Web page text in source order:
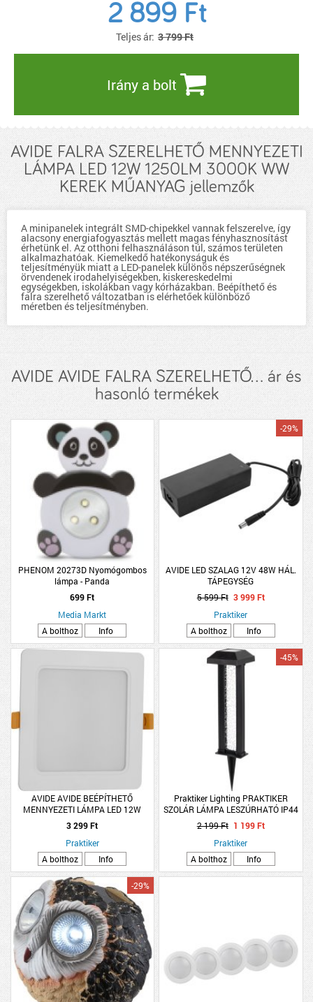
2 899 Ft
Teljes ár: 3 799 Ft
Irány a bolt
AVIDE FALRA SZERELHETŐ MENNYEZETI
LÁMPA LED 12W 1250LM 3000K WW
KEREK MŰANYAG jellemzők
A minipanelek integrált SMD-chipekkel vannak felszerelve, így
alacsony energiafogyasztás mellett magas fényhasznosítást
érhetünk el. Az otthoni felhasználáson túl, számos területen
alkalmazhatóak. Kiemelkedő hatékonyságuk és
teljesítményük miatt a LED-panelek különös népszerűségnek
örvendenek irodahelyiségekben, kiskereskedelmi
egységekben, iskolákban vagy kórházakban. Beépíthető és
falra szerelhető változatban is elérhetőek különböző
méretben és teljesítményben.
AVIDE AVIDE FALRA SZERELHETŐ... ár és
hasonló termékek
PHENOM 20273D Nyomógombos
lámpa - Panda
699 Ft
Media Markt
A bolthoz
Info
AVIDE LED SZALAG 12V 48W HÁL.
TÁPEGYSÉG
-29%
5 599 Ft 3 999 Ft
Praktiker
A bolthoz
Info
AVIDE AVIDE BEÉPÍTHETŐ
MENNYEZETI LÁMPA LED 12W
1250LM 4000K NW NÉGYZETES
MŰANYAG
3 299 Ft
Praktiker
A bolthoz
Info
Praktiker Lighting PRAKTIKER
SZOLÁR LÁMPA LESZÚRHATÓ IP44
MELEGFEHÉR LED 7,5X30CM
MŰANYAG FEKETE
-45%
2 199 Ft 1 199 Ft
Praktiker
A bolthoz
Info
-29%